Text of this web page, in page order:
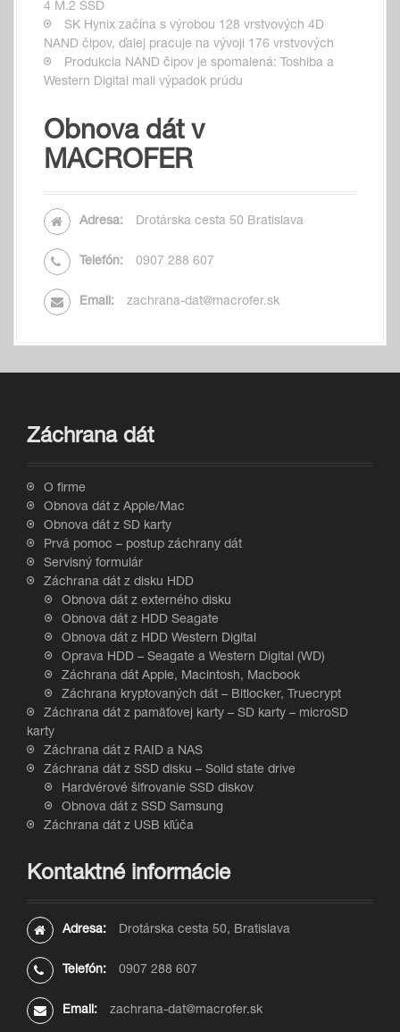
4 M.2 SSD
SK Hynix začína s výrobou 128 vrstvových 4D
NAND čipov, ďalej pracuje na vývoji 176 vrstvových
Produkcia NAND čipov je spomalená: Toshiba a
Western Digital mali výpadok prúdu
Obnova dát v
MACROFER
Adresa: Drotárska cesta 50 Bratislava
Telefón: 0907 288 607
Email: zachrana-dat@macrofer.sk
Záchrana dát
O firme
Obnova dát z Apple/Mac
Obnova dát z SD karty
Prvá pomoc – postup záchrany dát
Servisný formulár
Záchrana dát z disku HDD
Obnova dát z externého disku
Obnova dát z HDD Seagate
Obnova dát z HDD Western Digital
Oprava HDD – Seagate a Western Digital (WD)
Záchrana dát Apple, Macintosh, Macbook
Záchrana kryptovaných dát – Bitlocker, Truecrypt
Záchrana dát z pamäťovej karty – SD karty – microSD
karty
Záchrana dát z RAID a NAS
Záchrana dát z SSD disku – Solid state drive
Hardvérové šifrovanie SSD diskov
Obnova dát z SSD Samsung
Záchrana dát z USB kľúča
Kontaktné informácie
Adresa: Drotárska cesta 50, Bratislava
Telefón: 0907 288 607
Email: zachrana-dat@macrofer.sk